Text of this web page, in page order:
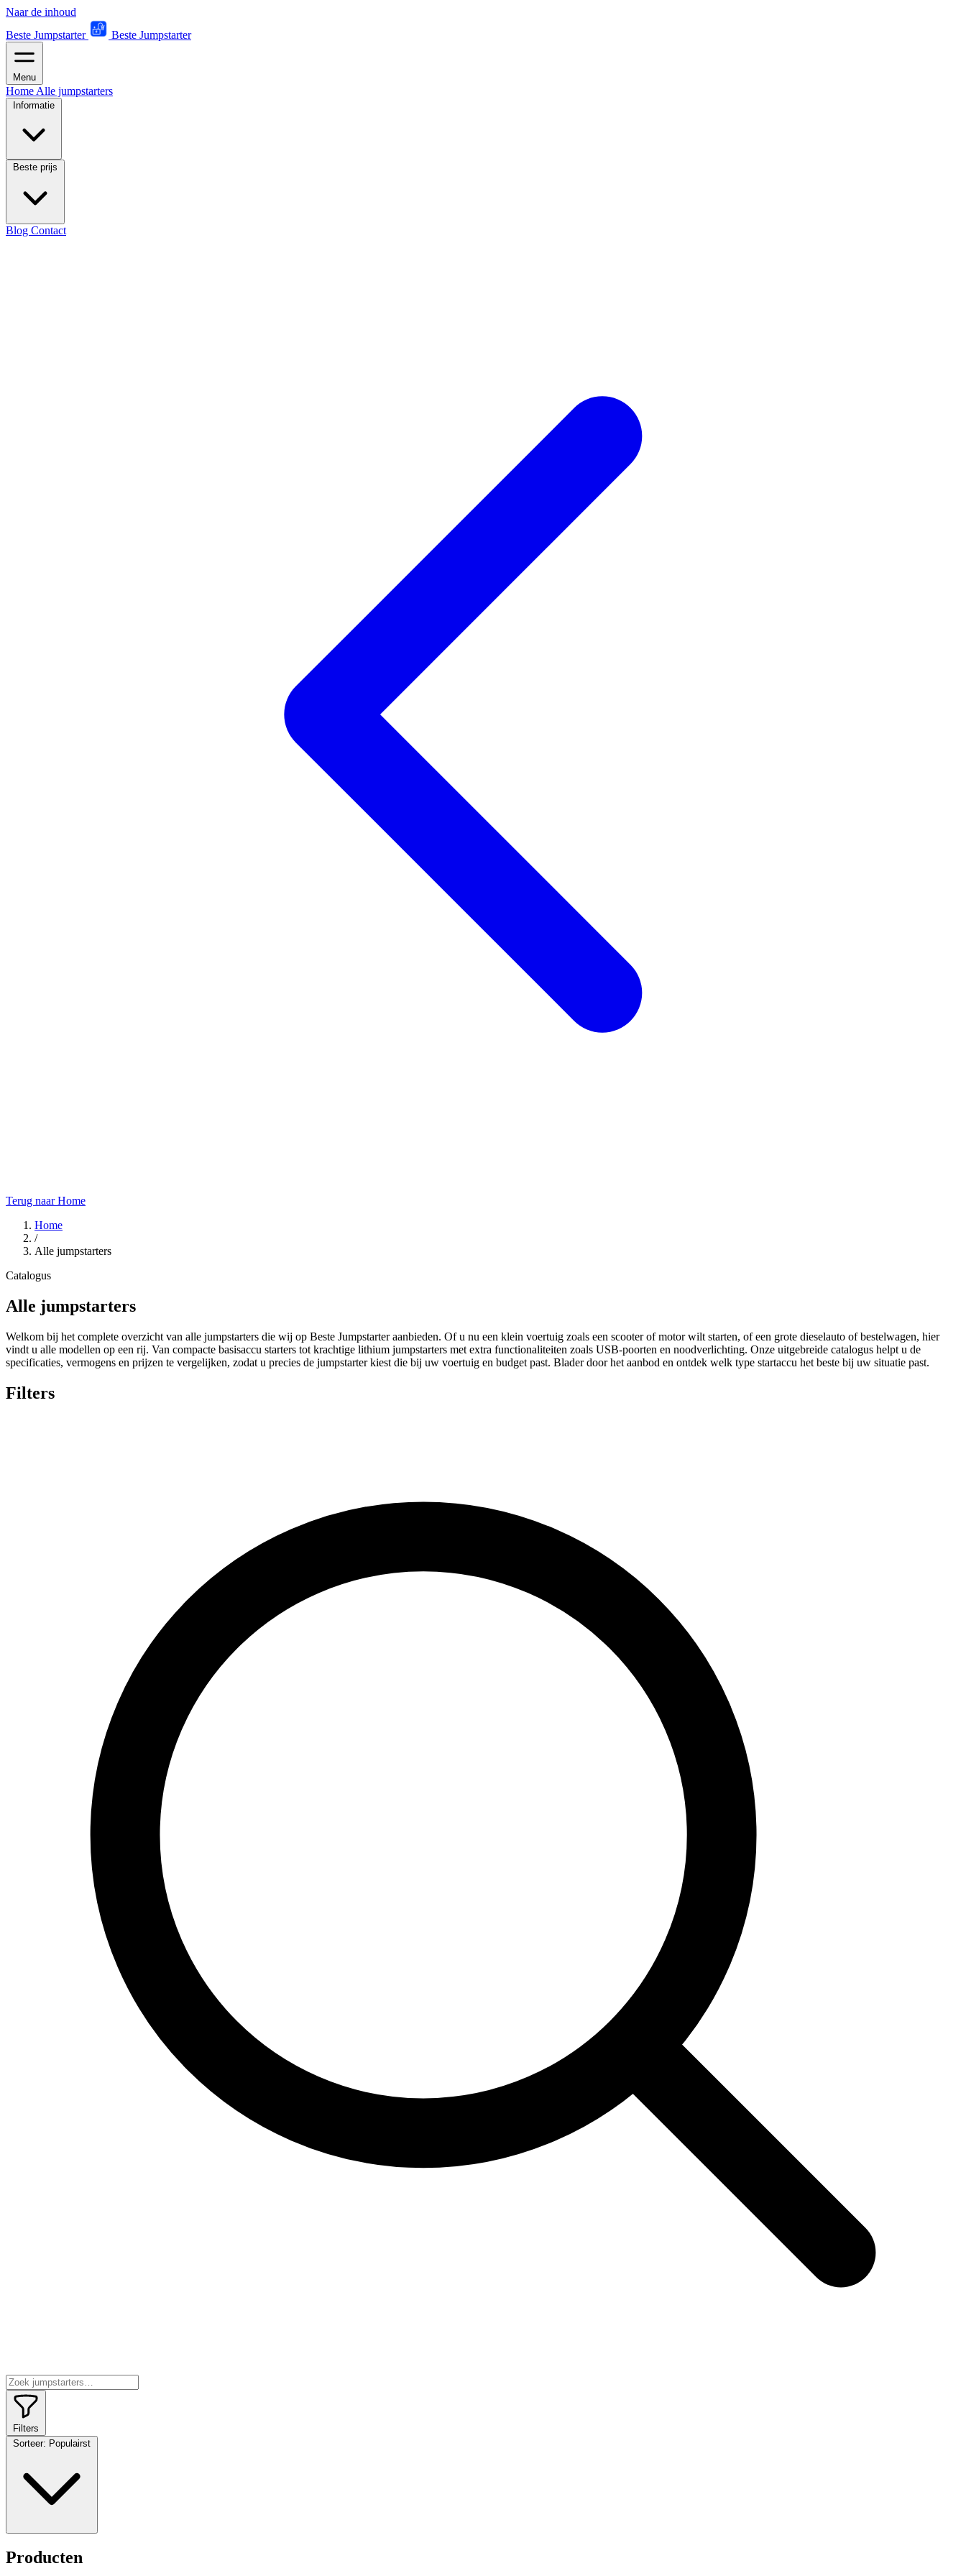
Naar de inhoud
Beste Jumpstarter
Beste Jumpstarter
Menu
Home Alle jumpstarters
Informatie
Beste prijs
Blog Contact
Terug naar Home
Home
/
Alle jumpstarters
Catalogus
Alle jumpstarters
Welkom bij het complete overzicht van alle jumpstarters die wij op Beste Jumpstarter aanbieden. Of u nu een klein voertuig zoals een scooter of motor wilt starten, of een grote dieselauto of bestelwagen, hier
vindt u alle modellen op een rij. Van compacte basisaccu starters tot krachtige lithium jumpstarters met extra functionaliteiten zoals USB-poorten en noodverlichting. Onze uitgebreide catalogus helpt u de
specificaties, vermogens en prijzen te vergelijken, zodat u precies de jumpstarter kiest die bij uw voertuig en budget past. Blader door het aanbod en ontdek welk type startaccu het beste bij uw situatie past.
Filters
Filters
Sorteer: Populairst
Producten